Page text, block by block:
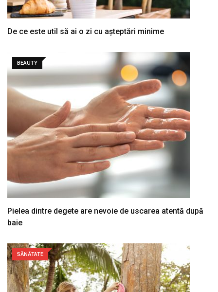
De ce este util să ai o zi cu așteptări minime
BEAUTY
Pielea dintre degete are nevoie de uscarea atentă după
baie
SĂNĂTATE